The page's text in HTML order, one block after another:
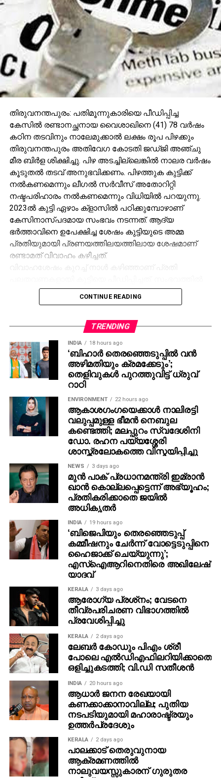
തിരുവനന്തപുരം: പതിമൂന്നുകാരിയെ പീഡിപ്പിച്ച
കേസിൽ രണ്ടാനച്ഛനായ വൈശാഖിനെ (41) 78 വർഷം
കഠിന തടവിനും നാലേമുക്കാൽ ലക്ഷം രൂപ പിഴക്കും
തിരുവനന്തപുരം അതിവേഗ കോടതി ജഡ്ജി അഞ്ചു
മീര ബിർള ശിക്ഷിച്ചു. പിഴ അടച്ചില്ലെങ്കിൽ നാലര വർഷം
കൂടുതൽ തടവ് അനുഭവിക്കണം. പിഴത്തുക കുട്ടിക്ക്
നൽകണമെന്നും ലീഗൽ സർവീസ് അതോറിറ്റി
നഷ്ടപരിഹാരം നൽകണമെന്നും വിധിയിൽ പറയുന്നു.
2023ൽ കുട്ടി ഏഴാം ക്‌ളാസിൽ പഠിക്കുമ്പോഴാണ്
കേസിനാസ്പദമായ സംഭവം നടന്നത്. ആദ്യ
ഭർത്താവിനെ ഉപേക്ഷിച്ച ശേഷം കുട്ടിയുടെ അമ്മ
പ്രതിയുമായി പ്രണയത്തിലയത്തിലായ ശേഷമാണ്
രണ്ടാമത് വിവാഹം കഴിച്ചത്.
ഭയന്ന കുട്ടി പുറത്താരോടും പറഞ്ഞില്ല. ഇതുകൂടാതെ
പ്രതി കുട്ടിയെ ഭീഷണിപ്പെടുത്തുകയും ചെയ്തു.
പ്രതി കുട്ടിയെ പീഡിപ്പിക്കുന്നത് കണ്ടിരുന്നു. അനിയൻ
അമ്മയോട് പറഞ്ഞു. കുട്ടിയുടെ അമ്മ പ്രതിയോട്
ചോദിച്ചപ്പോൾ പ്രതി അമ്മയെയും ക്രൂരമായി മർദിച്ചു.
തുടർന്നാണ് അമ്മ പോലീസിൽ പരാതി നൽകിയത്.
രണ്ടാനച്ഛനായ പ്രതിയുടെ ഈ പ്രവർത്തി ഒരിക്കലും
അംഗീകരിക്കാൻ പറ്റാത്തതിനാൽ പ്രതി യാതൊരു
ദയയും അർഹിക്കുന്നില്ലെന്ന് കോടതി ചൂണ്ടിക്കാട്ടി.
CONTINUE READING
TRENDING
INDIA 18 hours ago
‘ബിഹാർ തെരഞ്ഞെടുപ്പിൽ വൻ
അഴിമതിയും ക്രമക്കേടും’;
തെളിവുകൾ പുറത്തുവിട്ട് ധ്രുവ്
റാഠി
ENVIRONMENT 22 hours ago
ആകാശഗംഗയെക്കാള്‍ നാലിരട്ടി
വലുപ്പമുള്ള ഭീമന്‍ നെബുല
കണ്ടെത്തി; മലപ്പുറം സ്വദേശിനി
ഡോ. രഹന പയ്യശ്ശേരി
ശാസ്ത്രലോകത്തെ വിസ്മയിപ്പിച്ചു
NEWS 3 days ago
മുന്‍ പാക് പ്രധാനമന്ത്രി ഇമ്രാന്‍
ഖാന്‍ കൊല്ലപ്പെട്ടെന്ന് അഭ്യൂഹം;
പ്രതികരിക്കാതെ ജയില്‍
അധികൃതര്‍
INDIA 19 hours ago
‘ബിജെപിയും തെരഞ്ഞെടുപ്പ്
കമ്മീഷനും ചേർന്ന് വോട്ടെടുപ്പിനെ
ഹൈജാക്ക് ചെയ്യുന്നു’;
എസ്ഐആറിനെതിരെ അഖിലേഷ്
യാദവ്
KERALA 3 days ago
ആരോഗ്യ പ്രശ്‌നം; വേടനെ
തീവ്രപരിചരണ വിഭാഗത്തില്‍
പ്രവേശിപ്പിച്ചു
KERALA 2 days ago
ലേബര്‍ കോഡും പിഎം ശ്രീ
പോലെ എല്‍ഡിഎഫിലറിയിക്കാതെ
ഒളിച്ചുകടത്തി; വി.ഡി സതീശന്‍
INDIA 20 hours ago
ആധാർ ജനന രേഖയായി
കണക്കാക്കാനാവില്ല; പുതിയ
നടപടിയുമായി മഹാരാഷ്ട്രയും
ഉത്തർപ്രദേശും
KERALA 2 days ago
പാലക്കാട് തെരുവുനായ
ആക്രമണത്തില്‍
നാലുവയസ്സുകാരന് ഗുരുതര